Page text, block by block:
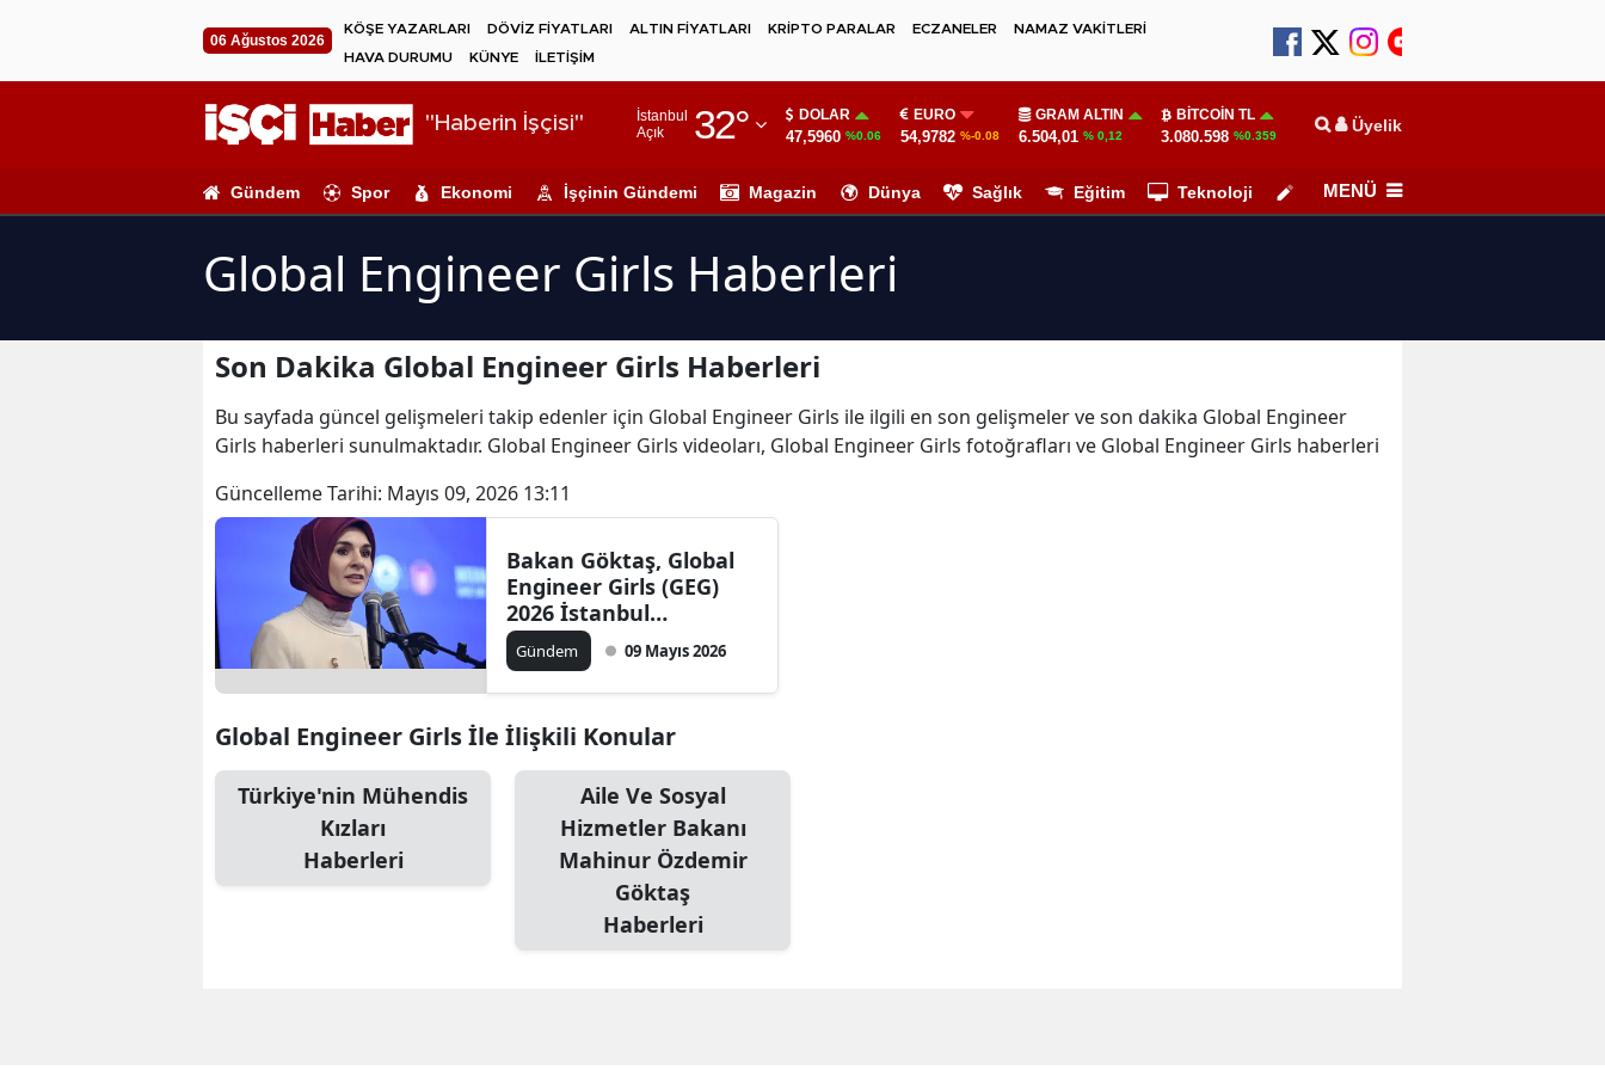
06 Ağustos 2026
KÖŞE YAZARLARI DÖVİZ FİYATLARI ALTIN FİYATLARI KRİPTO PARALAR ECZANELER
NAMAZ VAKİTLERİ
HAVA DURUMU
KÜNYE İLETİŞİM
"Haberin İşçisi"
İstanbul
Açık
32°
Adıyaman
Ağrı
Amasya
Antalya
Artvin
Balıkesir
Bilecik
Bitlis
Bursa
Çanakkale
Çankırı
Çorum
DOLAR
47,5960 %0.06
EURO
54,9782 %-0.08
GRAM ALTIN
6.504,01 % 0,12
BITCOIN TL
3.080.598 %0.359 Üyelik
Gündem Spor Ekonomi İşçinin Gündemi Magazin Dünya Sağlık Eğitim Teknoloji Köşe Yazarları
MENÜ
Global Engineer Girls Haberleri
Son Dakika Global Engineer Girls Haberleri
Bu sayfada güncel gelişmeleri takip edenler için Global Engineer Girls ile ilgili en son gelişmeler ve son dakika Global Engineer
Girls haberleri sunulmaktadır. Global Engineer Girls videoları, Global Engineer Girls fotoğrafları ve Global Engineer Girls haberleri
Güncelleme Tarihi: Mayıs 09, 2026 13:11
Bakan Göktaş, Global
Engineer Girls (GEG)
2026 İstanbul
Buluşması'nda
konuştu
Gündem 09 Mayıs 2026
Global Engineer Girls İle İlişkili Konular
Türkiye'nin Mühendis
Kızları
Haberleri
Aile Ve Sosyal
Hizmetler Bakanı
Mahinur Özdemir
Göktaş
Haberleri